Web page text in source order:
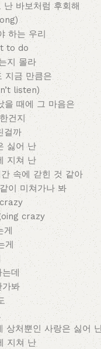
바보처럼 후회해
하는 우리
to do
지 몰라
지금 만큼은
listen)
을 때에 그 마음은
건지
걸까
싫어 난
지쳐 난
속에 갇힌 것 같아
이 미쳐가나 봐
crazy
게
게
는데
가봐
상처뿐인 사랑은 싫어
지쳐 난